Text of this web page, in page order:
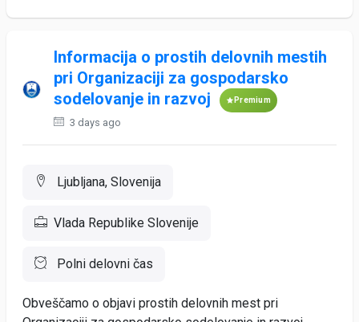
Informacija o prostih delovnih mestih
pri Organizaciji za gospodarsko
sodelovanje in razvoj
Premium
3 days ago
Ljubljana, Slovenija
Vlada Republike Slovenije
Polni delovni čas
Obveščamo o objavi prostih delovnih mest pri